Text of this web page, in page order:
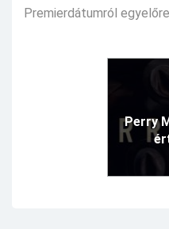
Premierdátumról
Perry